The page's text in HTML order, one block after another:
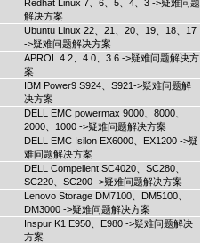
Redhat Linux 7、6、5、4、3 ->疑难问题
解决方案
Ubuntu Linux 22、21、20、19、18、17
->疑难问题解决方案
APROL 4.2、4.0、3.6 ->疑难问题解决方
案
IBM Power9 S924、S921->疑难问题解
决方案
DELL EMC powermax 9000、8000、
2000、1000 ->疑难问题解决方案
DELL EMC Isilon EX6000、EX1200 ->疑
难问题解决方案
DELL Compellent SC4020、SC280、
SC220、SC200 ->疑难问题解决方案
Lenovo Storage DM7100、DM5100、
DM3000 ->疑难问题解决方案
Inspur K1 E950、E980 ->疑难问题解决
方案